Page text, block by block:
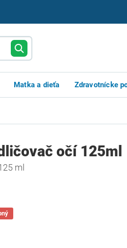
Matka a dieťa Zdravotnícke
očí 125ml
ml